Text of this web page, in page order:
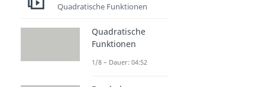
Quadratische Funktionen
Quadratische
Funktionen
1/8 – Dauer: 04:52